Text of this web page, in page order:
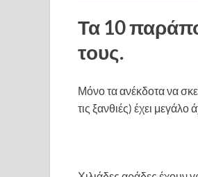
Τα 10
τους.
Μόνο τα ανέκδοτα να
τις ξανθιές) έχει μεγάλο